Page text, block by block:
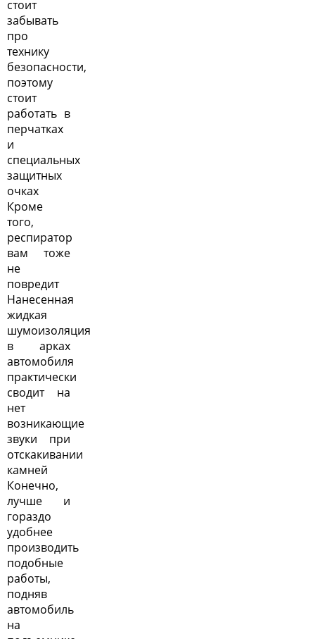
стоит
забывать
про
технику
безопасности,
поэтому
стоит
работать в
перчатках
и
специальных
защитных
очках
Кроме
того,
респиратор
вам тоже
не
повредит
Нанесенная
жидкая
шумоизоляция
в арках
автомобиля
практически
сводит на
нет
возникающие
звуки при
отскакивании
камней
Конечно,
лучше и
гораздо
удобнее
производить
подобные
работы,
подняв
автомобиль
на